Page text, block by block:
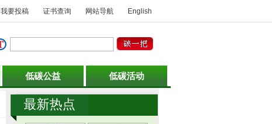
我要投稿 证书查询 网站导航 English
低碳公益 低碳活动
最新热点